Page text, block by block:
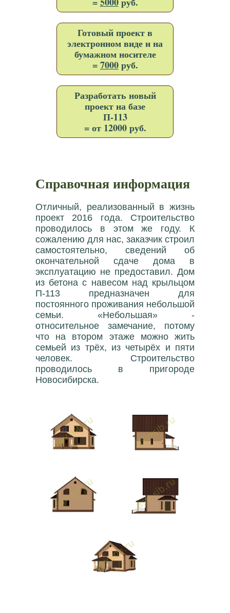
Готовый проект в
электронном виде и на
бумажном носителе
=7000руб.
Разработать новый
проект на базе
П-113
= от 12000 руб.
Справочная информация
Отличный, реализованный в жизнь
проект 2016 года. Строительство
проводилось в этом же году. К
сожалению для нас, заказчик строил
самостоятельно, сведений об
окончательной сдаче дома в
эксплуатацию не предоставил. Дом
из бетона с навесом над крыльцом
П-113 предназначен для
постоянного проживания небольшой
семьи. «Небольшая» -
относительное замечание, потому
что на втором этаже можно жить
семьей из трёх, из четырёх и пяти
человек. Строительство
проводилось в пригороде
Новосибирска.